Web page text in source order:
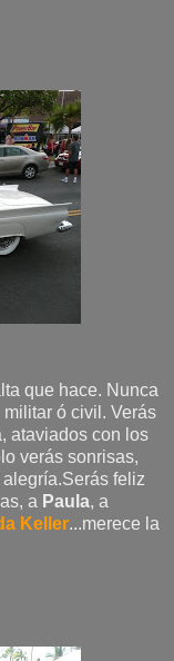
que hace. Nunca
ó civil. Verás
ataviados con los
verás sonrisas,
feliz
a Paula, a
Keller...merece la